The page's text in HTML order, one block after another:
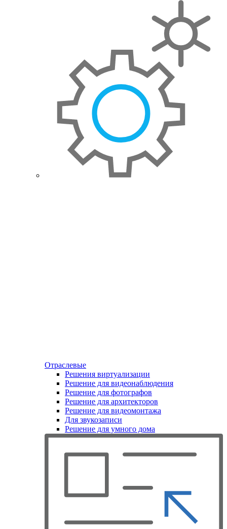
Отраслевые
Решения виртуализации
Решение для видеонаблюдения
Решение для фотографов
Решение для архитекторов
Решение для видеомонтажа
Для звукозаписи
Решение для умного дома